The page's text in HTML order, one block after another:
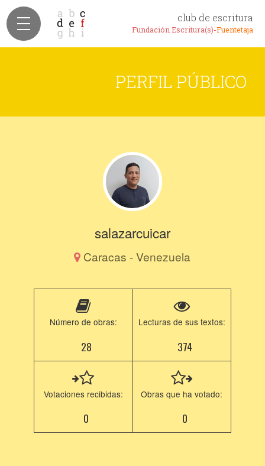
club de escritura
Fundación Escritura(s)-Fuentetaja
PERFIL PÚBLICO
salazarcuicar
Caracas - Venezuela
Número de obras:
28
Lecturas de sus textos:
374
Votaciones recibidas:
0
Obras que ha votado:
0